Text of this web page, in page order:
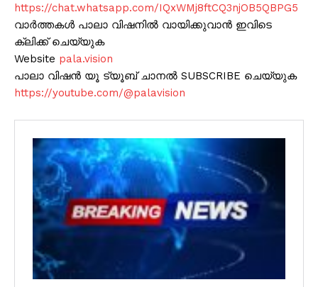
https://chat.whatsapp.com/IQxWMj8ftCQ3njOB5QBPG5
വാർത്തകൾ പാലാ വിഷനിൽ വായിക്കുവാൻ ഇവിടെ
ക്ലിക്ക് ചെയ്യുക
Website pala.vision
പാലാ വിഷൻ യൂ ട്യൂബ് ചാനൽ SUBSCRIBE ചെയ്യുക
https://youtube.com/@palavision